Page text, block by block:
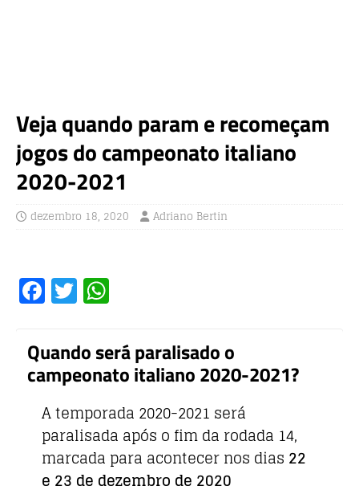
Veja quando param e recomeçam
jogos do campeonato italiano
2020-2021
dezembro 18, 2020 Adriano Bertin
F
a
c
e
b
o
o
k
T
w
it
te
r
at
s
A
p
p
Quando será paralisado o
campeonato italiano 2020-2021?
A temporada 2020-2021 será
paralisada após o fim da rodada 14,
marcada para acontecer nos dias 22
e 23 de dezembro de 2020